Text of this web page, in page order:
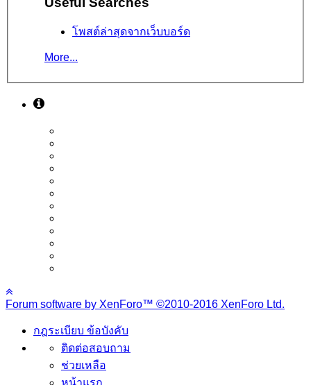
โพสต์ล่าสุดจากเว็บบอร์ด
More...
Forum software by XenForo™ ©2010-2016 XenForo Ltd.
กฎระเบียบ ข้อบังคับ
ติดต่อสอบถาม
ช่วยเหลือ
หน้าแรก